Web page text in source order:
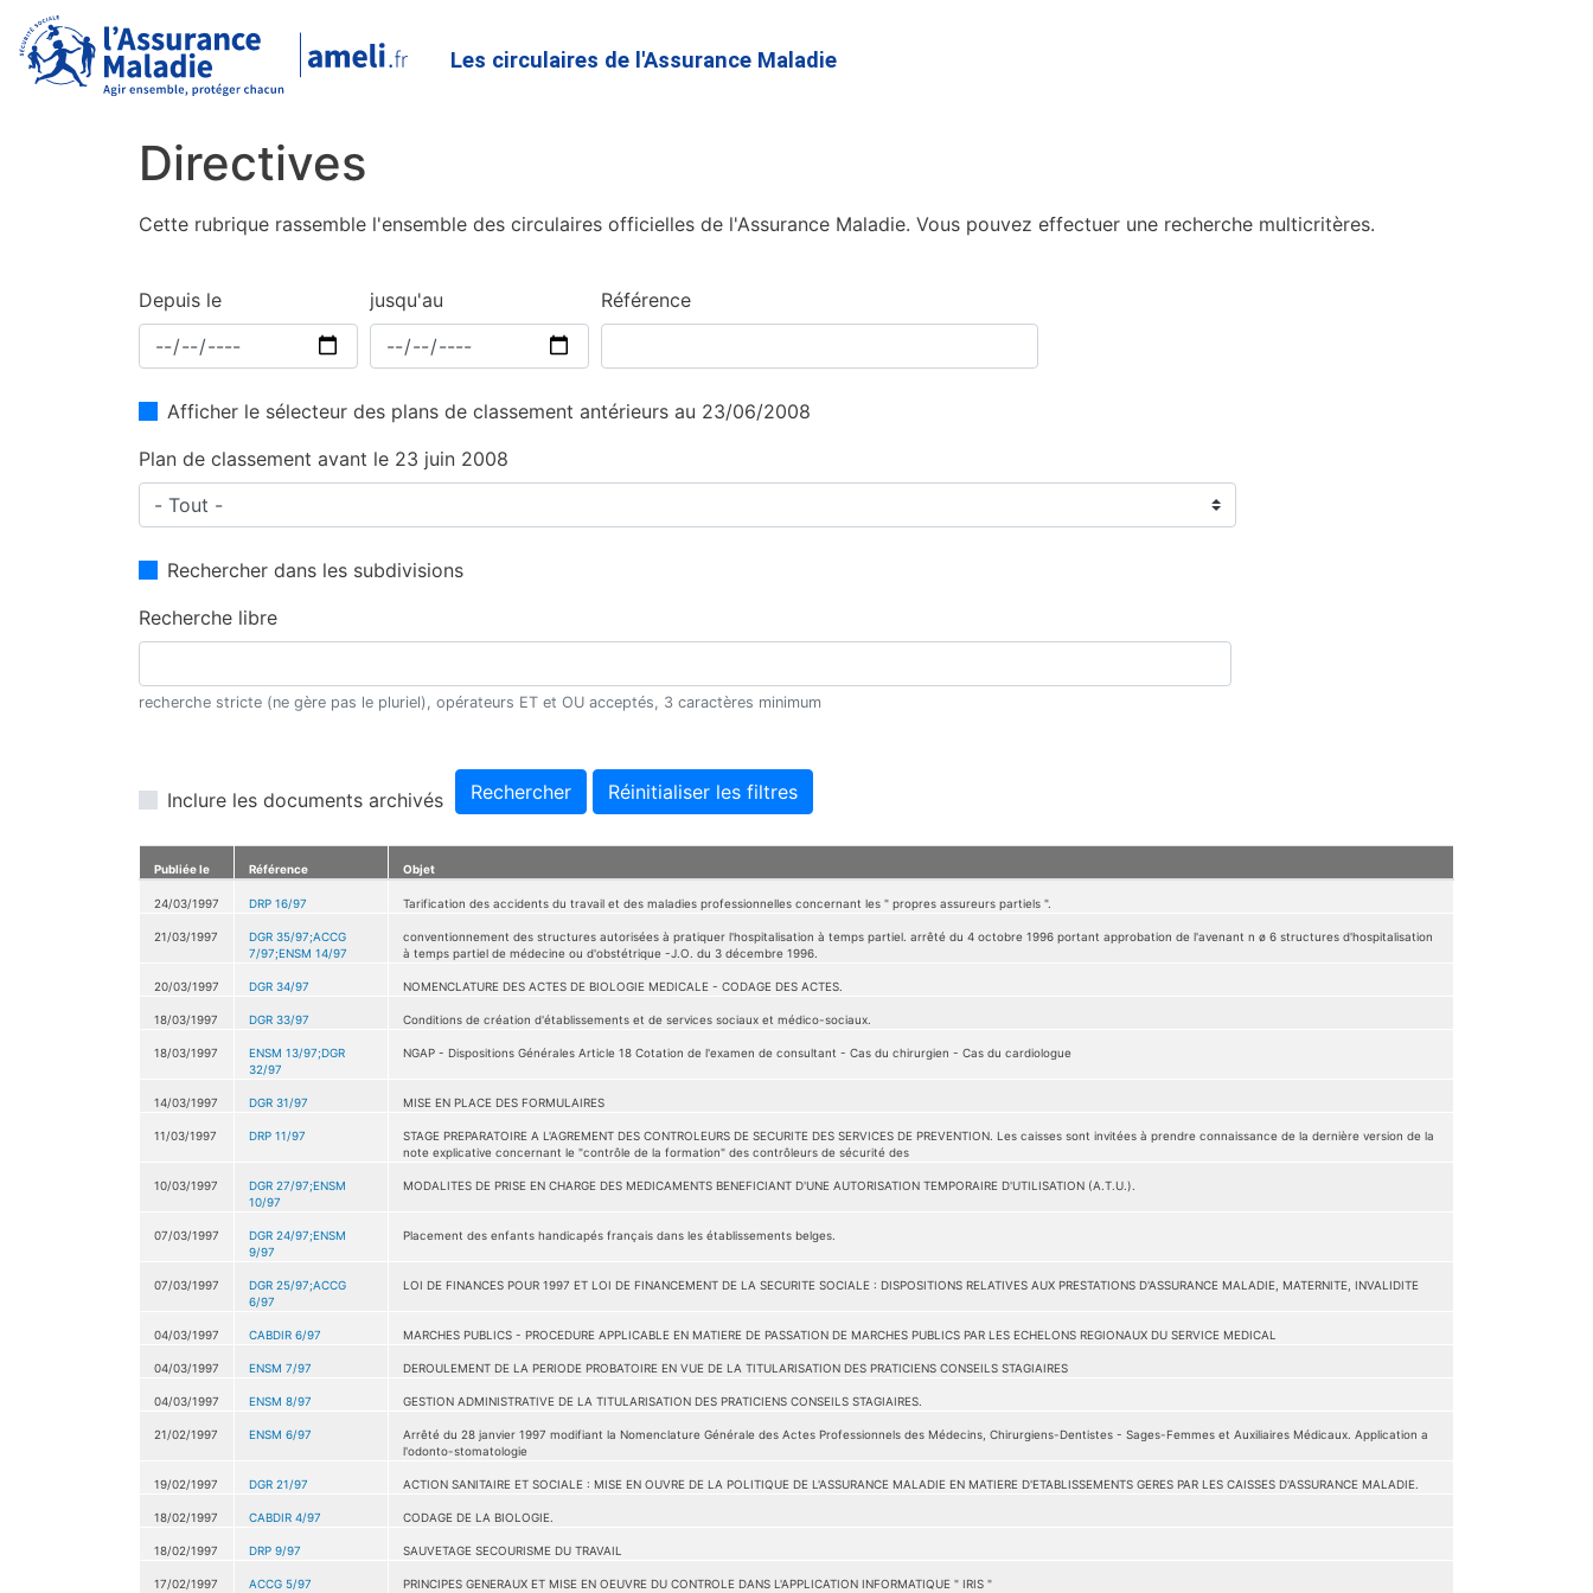
au
contenu
Les circulaires de l'Assurance Maladie
Directives
Cette rubrique rassemble l'ensemble des circulaires officielles de l'Assurance Maladie. Vous pouvez effectuer une recherche multicritères.
Depuis le jusqu'au Référence
Afficher le sélecteur des plans de classement antérieurs au 23/06/2008
Plan de classement avant le 23 juin 2008
Rechercher dans les subdivisions
Recherche libre
recherche stricte (ne gère pas le pluriel), opérateurs ET et OU acceptés, 3 caractères minimum
Inclure les documents archivés Rechercher Réinitialiser les filtres
Publiée le Référence Objet
24/03/1997 DRP 16/97 Tarification des accidents du travail et des maladies professionnelles concernant les " propres assureurs partiels ".
21/03/1997
DGR 35/97;ACCG
7/97;ENSM 14/97
conventionnement des structures autorisées à pratiquer l'hospitalisation à temps partiel. arrêté du 4 octobre 1996 portant approbation de l'avenant n ø 6 structures d'hospitalisation
à temps partiel de médecine ou d'obstétrique -J.O. du 3 décembre 1996.
20/03/1997 DGR 34/97 NOMENCLATURE DES ACTES DE BIOLOGIE MEDICALE - CODAGE DES ACTES.
18/03/1997 DGR 33/97 Conditions de création d'établissements et de services sociaux et médico-sociaux.
18/03/1997
ENSM 13/97;DGR
32/97
NGAP - Dispositions Générales Article 18 Cotation de l'examen de consultant - Cas du chirurgien - Cas du cardiologue
14/03/1997 DGR 31/97 MISE EN PLACE DES FORMULAIRES
11/03/1997 DRP 11/97
STAGE PREPARATOIRE A L'AGREMENT DES CONTROLEURS DE SECURITE DES SERVICES DE PREVENTION. Les caisses sont invitées à prendre connaissance de la dernière version de la
note explicative concernant le "contrôle de la formation" des contrôleurs de sécurité des
10/03/1997
DGR 27/97;ENSM
10/97
MODALITES DE PRISE EN CHARGE DES MEDICAMENTS BENEFICIANT D'UNE AUTORISATION TEMPORAIRE D'UTILISATION (A.T.U.).
07/03/1997
DGR 24/97;ENSM
9/97
Placement des enfants handicapés français dans les établissements belges.
07/03/1997
DGR 25/97;ACCG
6/97
LOI DE FINANCES POUR 1997 ET LOI DE FINANCEMENT DE LA SECURITE SOCIALE : DISPOSITIONS RELATIVES AUX PRESTATIONS D'ASSURANCE MALADIE, MATERNITE, INVALIDITE
04/03/1997 CABDIR 6/97 MARCHES PUBLICS - PROCEDURE APPLICABLE EN MATIERE DE PASSATION DE MARCHES PUBLICS PAR LES ECHELONS REGIONAUX DU SERVICE MEDICAL
04/03/1997 ENSM 7/97 DEROULEMENT DE LA PERIODE PROBATOIRE EN VUE DE LA TITULARISATION DES PRATICIENS CONSEILS STAGIAIRES
04/03/1997 ENSM 8/97 GESTION ADMINISTRATIVE DE LA TITULARISATION DES PRATICIENS CONSEILS STAGIAIRES.
21/02/1997 ENSM 6/97
Arrêté du 28 janvier 1997 modifiant la Nomenclature Générale des Actes Professionnels des Médecins, Chirurgiens-Dentistes - Sages-Femmes et Auxiliaires Médicaux. Application a
l'odonto-stomatologie
19/02/1997 DGR 21/97 ACTION SANITAIRE ET SOCIALE : MISE EN OUVRE DE LA POLITIQUE DE L'ASSURANCE MALADIE EN MATIERE D'ETABLISSEMENTS GERES PAR LES CAISSES D'ASSURANCE MALADIE.
18/02/1997 CABDIR 4/97 CODAGE DE LA BIOLOGIE.
18/02/1997 DRP 9/97 SAUVETAGE SECOURISME DU TRAVAIL
17/02/1997 ACCG 5/97 PRINCIPES GENERAUX ET MISE EN OEUVRE DU CONTROLE DANS L'APPLICATION INFORMATIQUE " IRIS "